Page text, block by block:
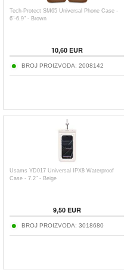
Tech-Protect SM65 Universal Phone Case -
6"-6.9" - Brown
10,60EUR
BROJ PROIZVODA: 2008142
Usams YD017 Universal IPX8 Waterproof
Case - 7.2" - Beige
9,50EUR
BROJ PROIZVODA: 3018680